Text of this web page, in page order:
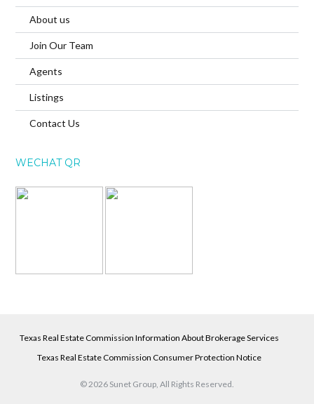
About us
Join Our Team
Agents
Listings
Contact Us
WECHAT QR
Texas Real Estate Commission Information About Brokerage Services
Texas Real Estate Commission Consumer Protection Notice
© 2026 Sunet Group, All Rights Reserved.